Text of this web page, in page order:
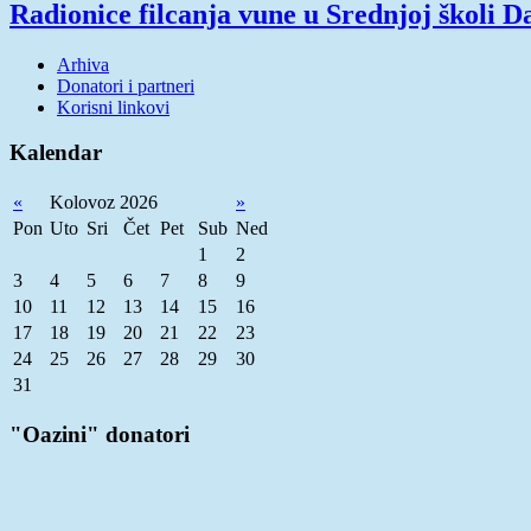
Radionice filcanja vune u Srednjoj školi
Arhiva
Donatori i partneri
Korisni linkovi
Kalendar
« Kolovoz 2026
»
Pon Uto Sri Čet Pet Sub Ned
1
2
3
4 5 6 7 8
9
10
11 12 13 14 15
16
17
18 19 20 21 22
23
24
25 26 27 28 29
30
31
"Oazini" donatori